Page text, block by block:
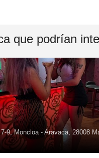
que podrían
9, Moncloa - Aravaca, 28008